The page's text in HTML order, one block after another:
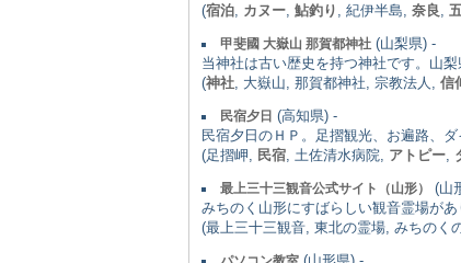
(宿泊 カヌー 鮎釣り , 紀伊半島, 奈良
甲斐國 大嶽山 那賀都神社 (山梨県) -
当神社は古い歴史を持つ神社です。山
(神社 , 大嶽山, 那賀都神社, 宗教法人, 信
民宿夕日 (高知県) -
民宿夕日のＨＰ。足摺観光、お遍路、
(足摺岬,
民宿 , 土佐清水病院, アトピー
最上三十三観音公式サイト（山形）
(山
みちのく山形にすばらしい観音霊場が
(最上三十三観音, 東北の霊場, みちのく